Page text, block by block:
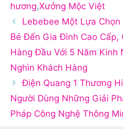
hương,Xưởng Mộc Việt
Lebebee Một Lựa Chọn
Bé Đến Gia Đình Cao Cấp,
Hàng Đầu Với 5 Năm Kinh
Nghìn Khách Hàng
Điện Quang 1 Thương
Người Dùng Những Giải
Pháp Công Nghệ Thông